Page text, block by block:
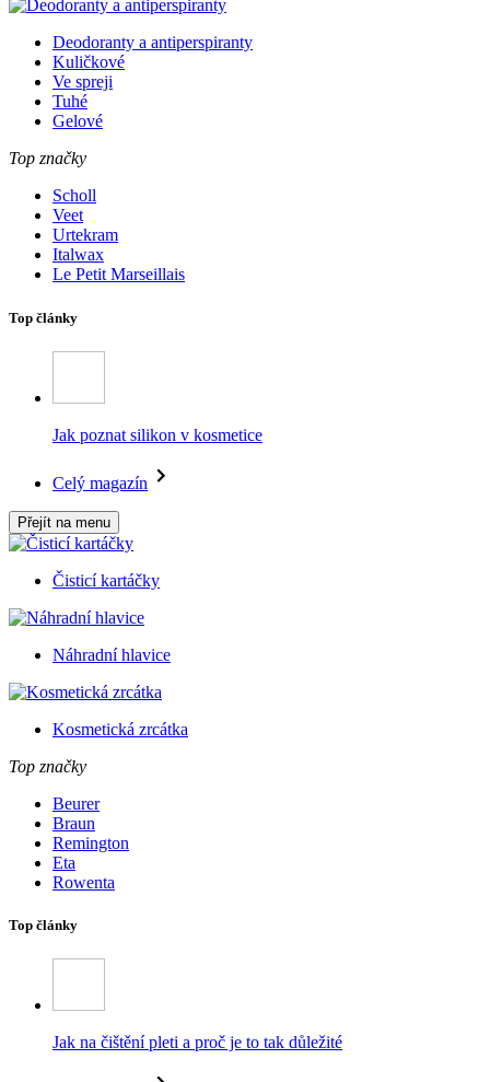
Deodoranty a antiperspiranty
Kuličkové
Ve spreji
Tuhé
Gelové
Top značky
Scholl
Veet
Urtekram
Italwax
Le Petit Marseillais
Top články
Jak poznat silikon v kosmetice
Celý magazín
Přejít na menu
Čisticí kartáčky
Náhradní hlavice
Kosmetická zrcátka
Top značky
Beurer
Braun
Remington
Eta
Rowenta
Top články
Jak na čištění pleti a proč je to tak důležité